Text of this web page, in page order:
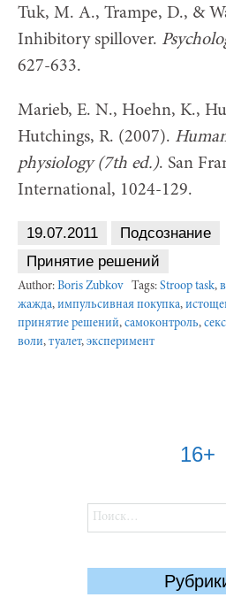
Tuk, M. A., Trampe, D., &
Inhibitory spillover.
627-633.
Marieb, E. N., Hoehn, K.,
Hutchings, R. (2007).
physiology (7th ed.). San
International, 1024-129.
19.07.2011
Подсознание
Принятие решений
Author: Boris Zubkov Tags: Stroop task,
жажда, импульсивная покупка,
принятие решений, самоконтроль,
воли, туалет, эксперимент
16+
Найти: